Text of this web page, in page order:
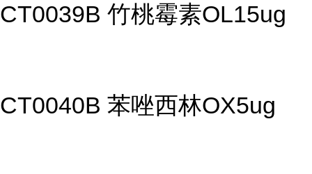
CT0039B 竹桃霉素OL15ug
CT0040B 苯唑西林OX5ug